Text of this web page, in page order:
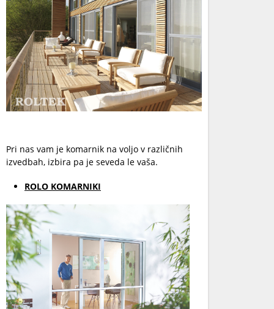
Pri nas vam je komarnik na voljo v različnih
izvedbah, izbira pa je seveda le vaša.
ROLO KOMARNIKI